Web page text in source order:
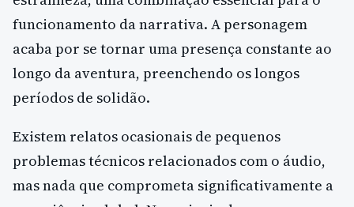
funcionamento da narrativa. A personagem
acaba por se tornar uma presença constante ao
longo da aventura, preenchendo os longos
períodos de solidão.
Existem relatos ocasionais de pequenos
problemas técnicos relacionados com o áudio,
mas nada que comprometa significativamente a